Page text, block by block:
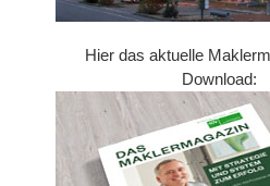
Hier das aktuelle
Download: